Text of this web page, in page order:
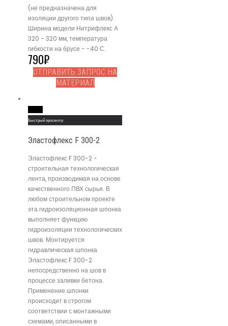
(не предназначена для
изоляции другого типа швов).
Ширина модели Нитрифлекс А
320 - 320 мм, температура
гибкости на брусе - -40 С.
790₽
ОТПРАВИТЬ ЗАПРОС НА
МАТЕРИАЛ
Быстрый просмотр
Эластофлекс F 300-2
Эластофлекс F 300-2 -
строительная технологическая
лента, производимая на основе
качественного ПВХ сырья. В
любом строительном проекте
эта гидроизоляционная шпонка
выполняет функцию
гидроизоляции технологических
швов. Монтируется
гидравлическая шпонка
Эластофлекс F 300-2
непосредственно на шов в
процессе заливки бетона.
Применение шпонки
происходит в строгом
соответствии с монтажными
схемами, описанными в